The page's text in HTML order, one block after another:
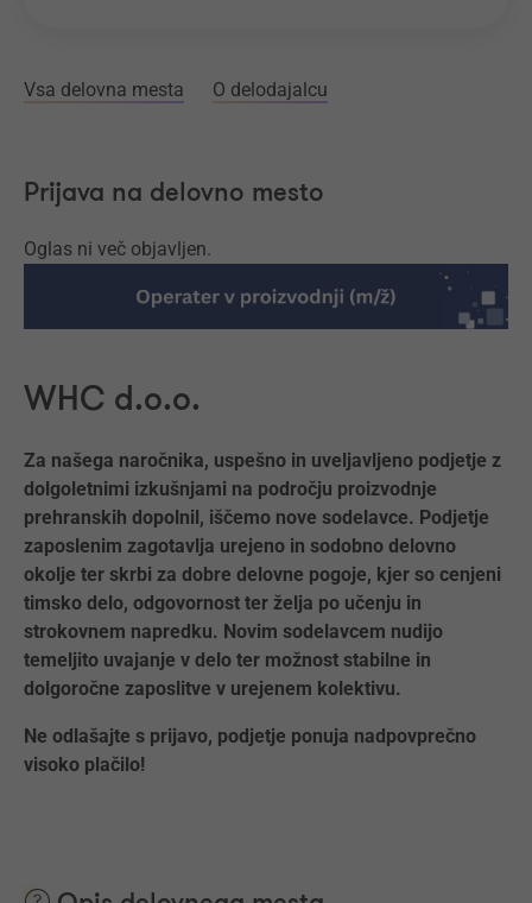
Vsa delovna mesta O delodajalcu
Prijava na delovno mesto
Oglas ni več objavljen.
WHC d.o.o.
Za našega naročnika, uspešno in uveljavljeno podjetje z
dolgoletnimi izkušnjami na področju proizvodnje
prehranskih dopolnil, iščemo nove sodelavce. Podjetje
zaposlenim zagotavlja urejeno in sodobno delovno
okolje ter skrbi za dobre delovne pogoje, kjer so cenjeni
timsko delo, odgovornost ter želja po učenju in
strokovnem napredku. Novim sodelavcem nudijo
temeljito uvajanje v delo ter možnost stabilne in
dolgoročne zaposlitve v urejenem kolektivu.
Ne odlašajte s prijavo, podjetje ponuja nadpovprečno
visoko plačilo!